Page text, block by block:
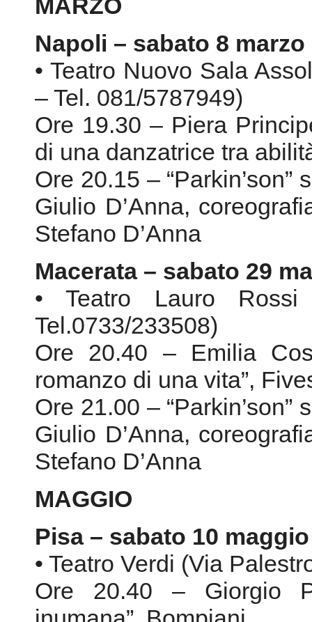
Ore 19.30 – Piera
di una danzatrice tra
Ore 20.15 –
Giulio D’Anna,
Stefano D’Anna
Macerata – sabato 29
• Teatro Lauro
Tel.0733/233508)
Ore 20.40 – Emilia
romanzo di una vita”,
Ore 21.00 –
Giulio D’Anna,
Stefano D’Anna
MAGGIO
Pisa – sabato 10
• Teatro Verdi (Via
Ore 20.40 – Giorgio
inumana”, Bompiani
“Voce fuori pagina”
Ore 21.00 – Anna Frank
coreografia e ideazione
Imperfect Dancers